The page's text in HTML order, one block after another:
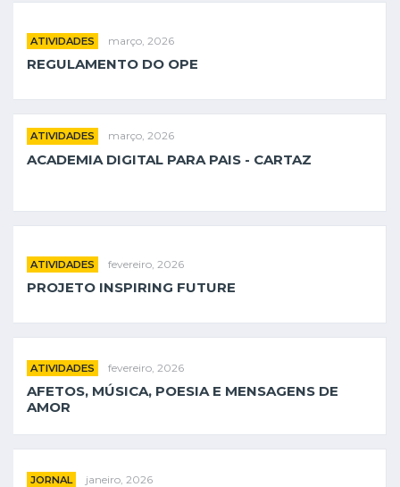
ATIVIDADES março, 2026
REGULAMENTO DO OPE
ATIVIDADES março, 2026
ACADEMIA DIGITAL PARA PAIS - CARTAZ
ATIVIDADES fevereiro, 2026
PROJETO INSPIRING FUTURE
ATIVIDADES fevereiro, 2026
AFETOS, MÚSICA, POESIA E MENSAGENS DE
AMOR
JORNAL janeiro, 2026